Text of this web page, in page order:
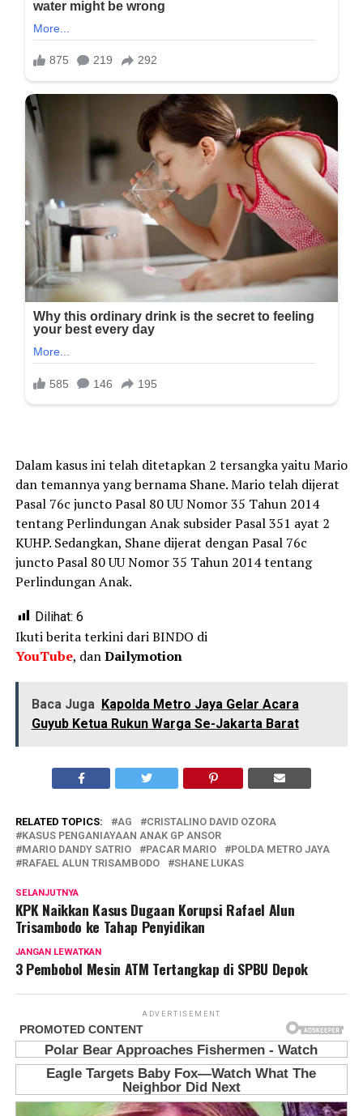
Dalam kasus ini telah ditetapkan 2 tersangka yaitu Mario
dan temannya yang bernama Shane. Mario telah dijerat
Pasal 76c juncto Pasal 80 UU Nomor 35 Tahun 2014
tentang Perlindungan Anak subsider Pasal 351 ayat 2
KUHP. Sedangkan, Shane dijerat dengan Pasal 76c
juncto Pasal 80 UU Nomor 35 Tahun 2014 tentang
Perlindungan Anak.
Dilihat: 6
Ikuti berita terkini dari BINDO di
YouTube, danDailymotion
Baca Juga Kapolda Metro Jaya Gelar Acara
Guyub Ketua Rukun Warga Se-Jakarta Barat
RELATED TOPICS: AG
CRISTALINO DAVID OZORA
KASUS PENGANIAYAAN ANAK GP ANSOR
MARIO DANDY SATRIO
PACAR MARIO
POLDA METRO JAYA
RAFAEL ALUN TRISAMBODO
SHANE LUKAS
SELANJUTNYA
KPK Naikkan Kasus Dugaan Korupsi Rafael Alun
Trisambodo ke Tahap Penyidikan
JANGAN LEWATKAN
3 Pembobol Mesin ATM Tertangkap di SPBU Depok
ADVERTISEMENT